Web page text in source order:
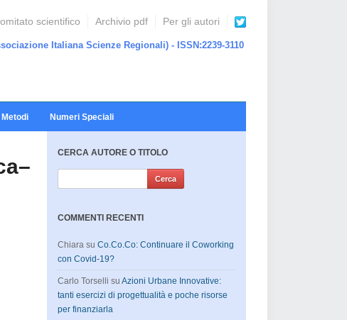
scientifico Archivio pdf Per gli autori
Italiana Scienze Regionali) - ISSN:2239-3110
Numeri Speciali
CERCA AUTORE O TITOLO
COMMENTI RECENTI
Chiara su Co.Co.Co: Continuare il Coworking
con Covid-19?
Carlo Torselli su Azioni Urbane Innovative:
tanti esercizi di progettualità e poche risorse
per finanziarla